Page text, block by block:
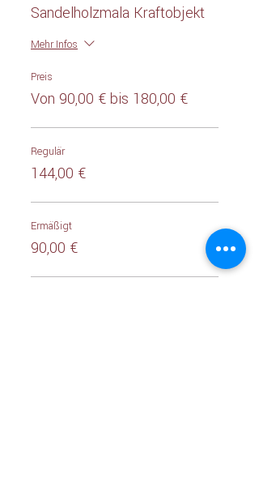
Sandelholzmala Kraftobjekt
Mehr Infos
Preis
Von 90,00 € bis 180,00 €
Regulär
144,00 €
Ermäßigt
90,00 €